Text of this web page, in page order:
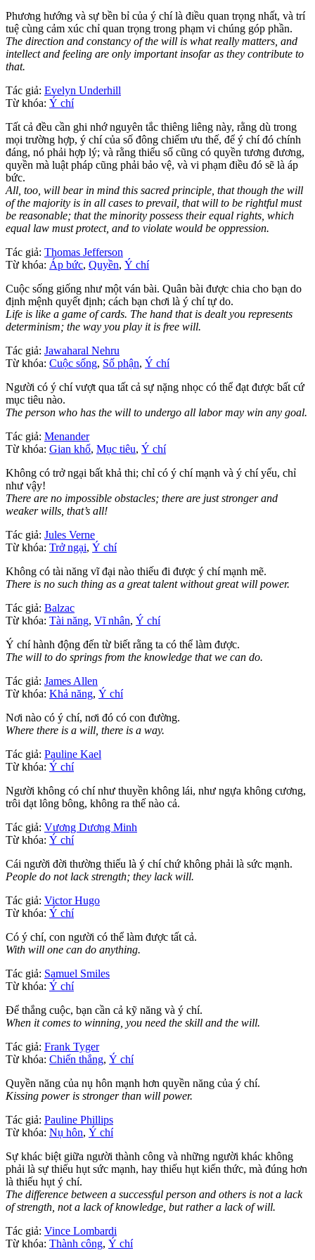
Phương hướng và sự bền bỉ của ý chí là điều quan trọng nhất, và trí
tuệ cùng cảm xúc chỉ quan trọng trong phạm vi chúng góp phần.
The direction and constancy of the will is what really matters, and
intellect and feeling are only important insofar as they contribute to
that.
Tác giả: Evelyn Underhill
Từ khóa: Ý chí
Tất cả đều cần ghi nhớ nguyên tắc thiêng liêng này, rằng dù trong
mọi trường hợp, ý chí của số đông chiếm ưu thế, để ý chí đó chính
đáng, nó phải hợp lý; và rằng thiểu số cũng có quyền tương đương,
quyền mà luật pháp cũng phải bảo vệ, và vi phạm điều đó sẽ là áp
bức.
All, too, will bear in mind this sacred principle, that though the will
of the majority is in all cases to prevail, that will to be rightful must
be reasonable; that the minority possess their equal rights, which
equal law must protect, and to violate would be oppression.
Tác giả: Thomas Jefferson
Từ khóa: Áp bức, Quyền, Ý chí
Cuộc sống giống như một ván bài. Quân bài được chia cho bạn do
định mệnh quyết định; cách bạn chơi là ý chí tự do.
Life is like a game of cards. The hand that is dealt you represents
determinism; the way you play it is free will.
Tác giả: Jawaharal Nehru
Từ khóa: Cuộc sống, Số phận, Ý chí
Người có ý chí vượt qua tất cả sự nặng nhọc có thể đạt được bất cứ
mục tiêu nào.
The person who has the will to undergo all labor may win any goal.
Tác giả: Menander
Từ khóa: Gian khổ, Mục tiêu, Ý chí
Không có trở ngại bất khả thi; chỉ có ý chí mạnh và ý chí yếu, chỉ
như vậy!
There are no impossible obstacles; there are just stronger and
weaker wills, that’s all!
Tác giả: Jules Verne
Từ khóa: Trở ngại, Ý chí
Không có tài năng vĩ đại nào thiếu đi được ý chí mạnh mẽ.
There is no such thing as a great talent without great will power.
Tác giả: Balzac
Từ khóa: Tài năng, Vĩ nhân, Ý chí
Ý chí hành động đến từ biết rằng ta có thể làm được.
The will to do springs from the knowledge that we can do.
Tác giả: James Allen
Từ khóa: Khả năng, Ý chí
Nơi nào có ý chí, nơi đó có con đường.
Where there is a will, there is a way.
Tác giả: Pauline Kael
Từ khóa: Ý chí
Người không có chí như thuyền không lái, như ngựa không cương,
trôi dạt lông bông, không ra thế nào cả.
Tác giả: Vương Dương Minh
Từ khóa: Ý chí
Cái người đời thường thiếu là ý chí chứ không phải là sức mạnh.
People do not lack strength; they lack will.
Tác giả: Victor Hugo
Từ khóa: Ý chí
Có ý chí, con người có thể làm được tất cả.
With will one can do anything.
Tác giả: Samuel Smiles
Từ khóa: Ý chí
Để thắng cuộc, bạn cần cả kỹ năng và ý chí.
When it comes to winning, you need the skill and the will.
Tác giả: Frank Tyger
Từ khóa: Chiến thắng, Ý chí
Quyền năng của nụ hôn mạnh hơn quyền năng của ý chí.
Kissing power is stronger than will power.
Tác giả: Pauline Phillips
Từ khóa: Nụ hôn, Ý chí
Sự khác biệt giữa người thành công và những người khác không
phải là sự thiếu hụt sức mạnh, hay thiếu hụt kiến thức, mà đúng hơn
là thiếu hụt ý chí.
The difference between a successful person and others is not a lack
of strength, not a lack of knowledge, but rather a lack of will.
Tác giả: Vince Lombardi
Từ khóa: Thành công, Ý chí